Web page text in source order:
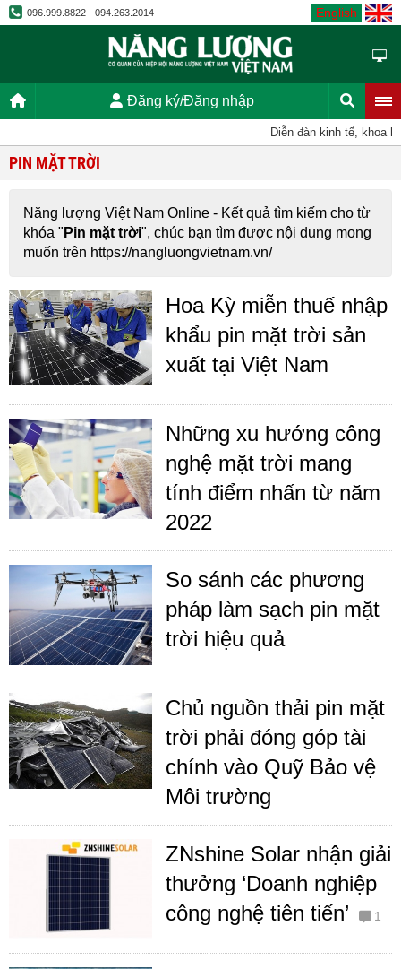
096.999.8822 - 094.263.2014 English
Đăng ký/Đăng nhập
Diễn đàn kinh tế, khoa
PIN MẶT TRỜI
Năng lượng Việt Nam Online - Kết quả tìm kiếm cho từ
khóa " Pin mặt trời", chúc bạn tìm được nội dung mong
muốn trên https://nangluongvietnam.vn/
Hoa Kỳ miễn thuế nhập
khẩu pin mặt trời sản
xuất tại Việt Nam
Những xu hướng công
nghệ mặt trời mang
tính điểm nhấn từ năm
2022
So sánh các phương
pháp làm sạch pin mặt
trời hiệu quả
Chủ nguồn thải pin mặt
trời phải đóng góp tài
chính vào Quỹ Bảo vệ
Môi trường
ZNshine Solar nhận giải
thưởng ‘Doanh nghiệp
công nghệ tiên tiến’
1